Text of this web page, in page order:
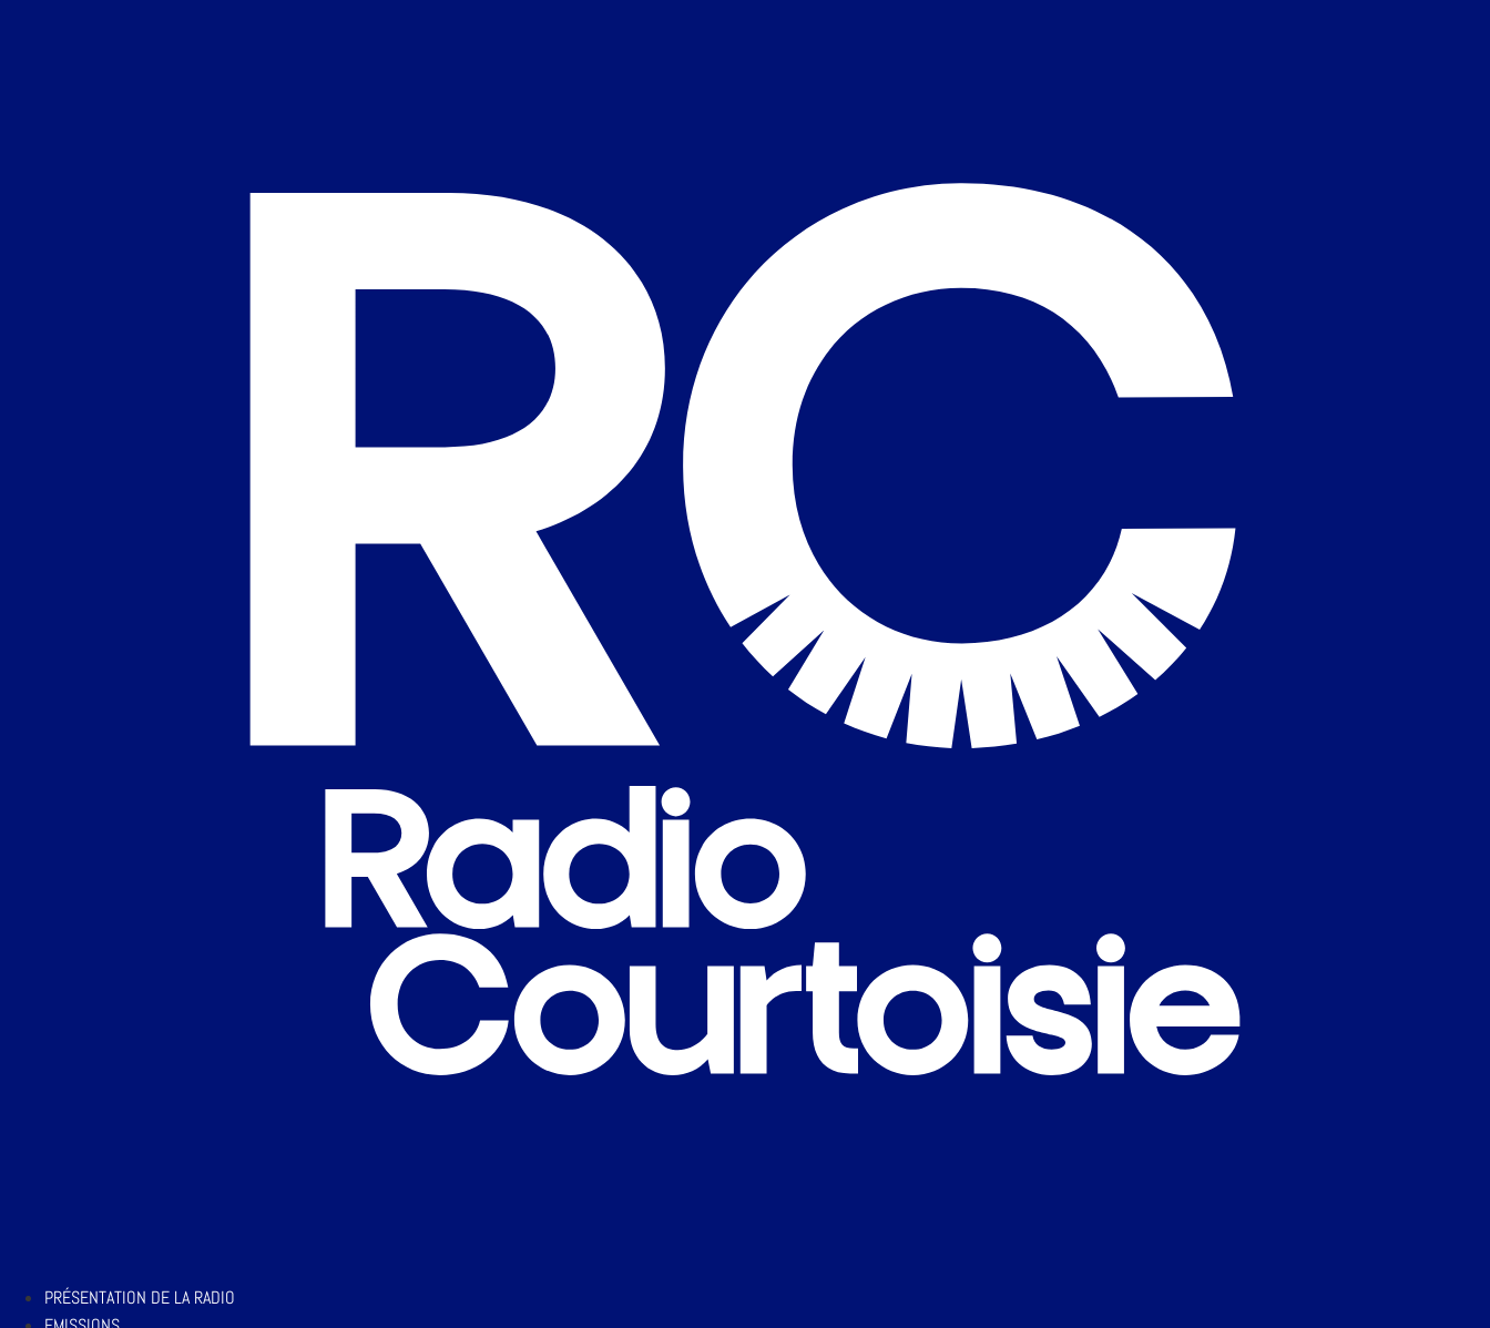
PRÉSENTATION DE LA RADIO